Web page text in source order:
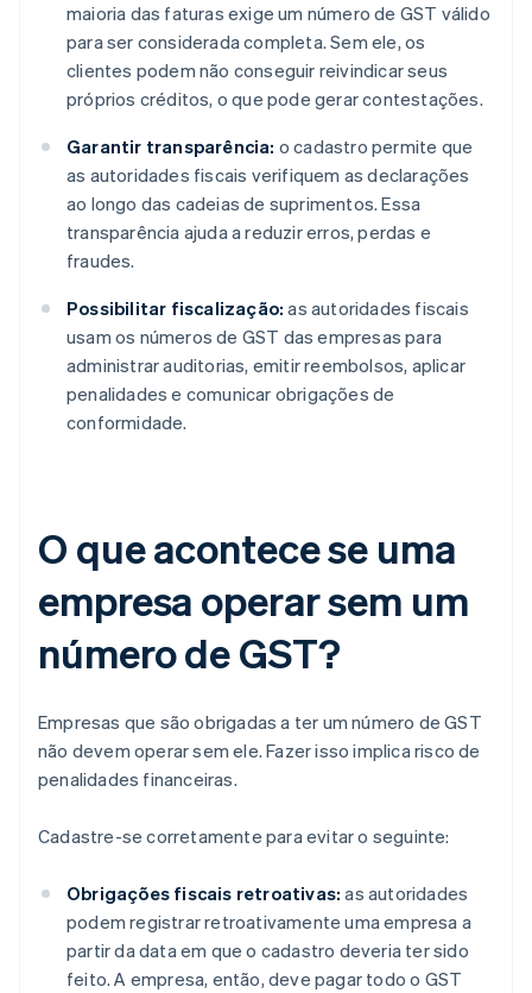
maioria das faturas exige um número de GST válido
para ser considerada completa. Sem ele, os
clientes podem não conseguir reivindicar seus
próprios créditos, o que pode gerar contestações.
Garantir transparência: o cadastro permite que
as autoridades fiscais verifiquem as declarações
ao longo das cadeias de suprimentos. Essa
transparência ajuda a reduzir erros, perdas e
fraudes.
Possibilitar fiscalização: as autoridades fiscais
usam os números de GST das empresas para
administrar auditorias, emitir reembolsos, aplicar
penalidades e comunicar obrigações de
conformidade.
O que acontece se uma
empresa operar sem um
número de GST?
Empresas que são obrigadas a ter um número de GST
não devem operar sem ele. Fazer isso implica risco de
penalidades financeiras.
Cadastre-se corretamente para evitar o seguinte:
Obrigações fiscais retroativas: as autoridades
podem registrar retroativamente uma empresa a
partir da data em que o cadastro deveria ter sido
feito. A empresa, então, deve pagar todo o GST